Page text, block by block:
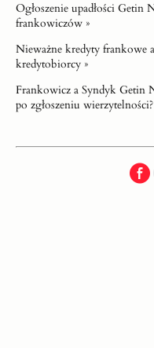
Ogłoszenie upadłości
frankowiczów »
Nieważne kredyty frankowe
kredytobiorcy »
Frankowicz a Syndyk Getin
po zgłoszeniu